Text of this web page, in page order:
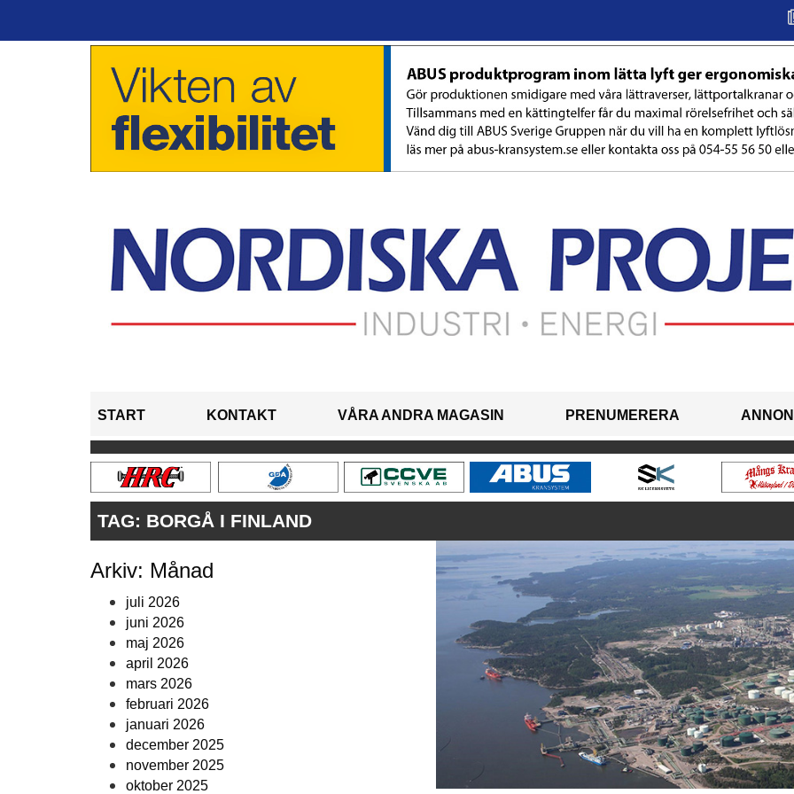
START KONTAKT VÅRA ANDRA MAGASIN PRENUMERERA
TAG: BORGÅ I FINLAND
Arkiv: Månad
juli 2026
juni 2026
maj 2026
april 2026
mars 2026
februari 2026
januari 2026
december 2025
november 2025
oktober 2025